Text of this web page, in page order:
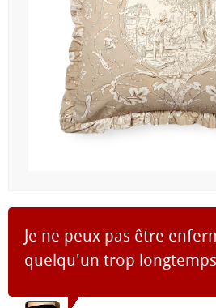
Je ne peux pas être
quelqu'un trop